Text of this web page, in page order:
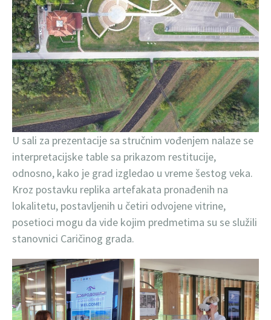
U sali za prezentacije sa stručnim vođenjem nalaze se
interpretacijske table sa prikazom restitucije,
odnosno, kako je grad izgledao u vreme šestog veka.
Kroz postavku replika artefakata pronađenih na
lokalitetu, postavljenih u četiri odvojene vitrine,
posetioci mogu da vide kojim predmetima su se služili
stanovnici Caričinog grada.